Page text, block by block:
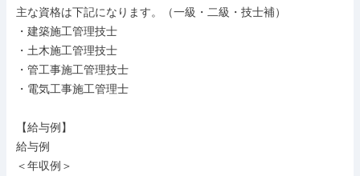
主な資格は下記になります。（一級・二級・技士補）
・建築施工管理技士
・土木施工管理技士
・管工事施工管理技士
・電気工事施工管理士
【給与例】
給与例
＜年収例＞